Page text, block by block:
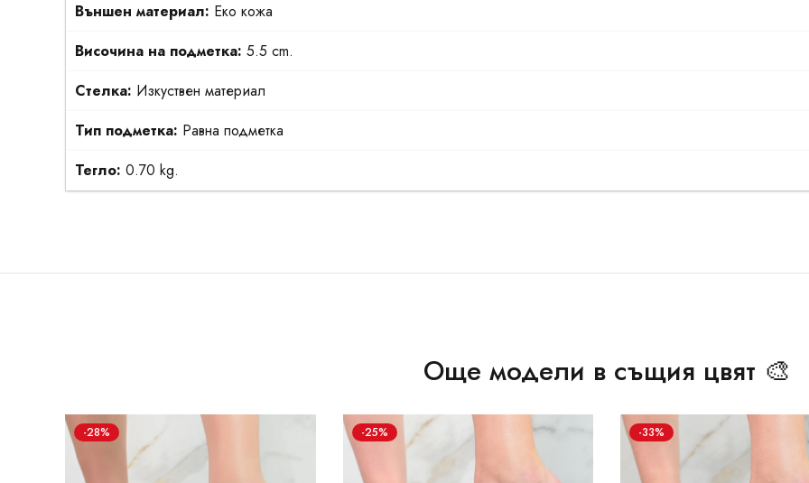
Външен материал: Еко кожа
Височина на подметка: 5.5 cm.
Стелка: Изкуствен материал
Тип подметка: Равна подметка
Тегло: 0.70 kg.
Още модели в същия цвят 🎨
-28% -25% -33%